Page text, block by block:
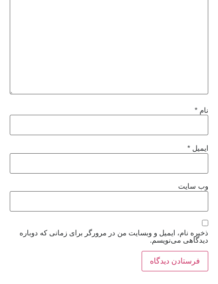
نام *
ایمیل *
وب‌ سایت
ذخیره نام، ایمیل و وبسایت من در مرورگر برای زمانی که دوباره
دیدگاهی می‌نویسم.